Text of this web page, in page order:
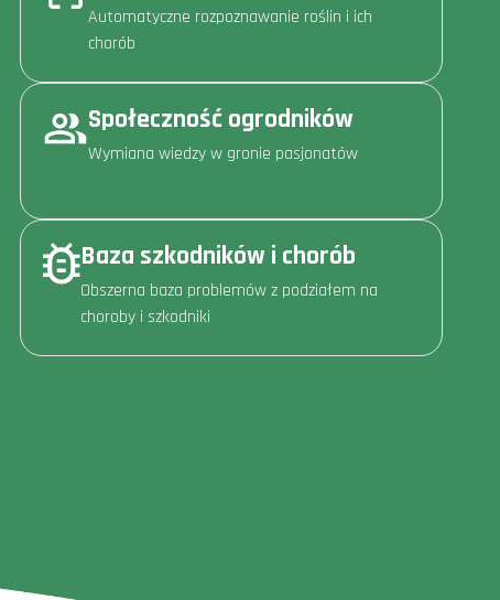
Automatyczne rozpoznawanie roślin i ich
chorób
Społeczność ogrodników
Wymiana wiedzy w gronie pasjonatów
Baza szkodników i chorób
Obszerna baza problemów z podziałem na
choroby i szkodniki